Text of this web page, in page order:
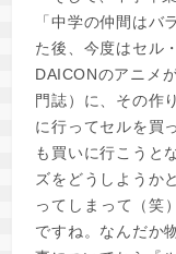
「中学の仲間はバ
た後、今度はセル
DAICONのアニメ
門誌）に、その作
に行ってセルを買
も買いに行こうと
ズをどうしようか
ってしまって（笑
ですね。なんだか